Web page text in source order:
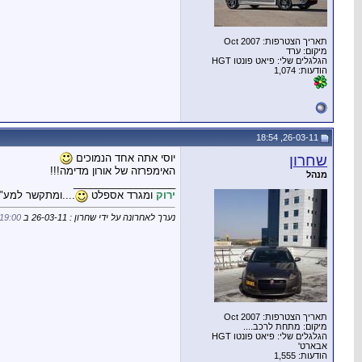
תאריך הצטרפות: Oct 2007
מיקום: ערד
הגלגלים שלי: פיאט פונטו HGT
הודעות: 1,074
שחרון
מנהל
תאריך הצטרפות: Oct 2007
מיקום: מתחת לרכב....
הגלגלים שלי: פיאט פונטו HGT
אבארט'
הודעות: 1,555
יוסי אתה אחד הנמוכים
האימפרזה של אורון מדימה!!!
ירוק ומגרד אספלט ....ומתקשר
נערך לאחרונה על ידי שחרון : 26-03-11 ב 19:00